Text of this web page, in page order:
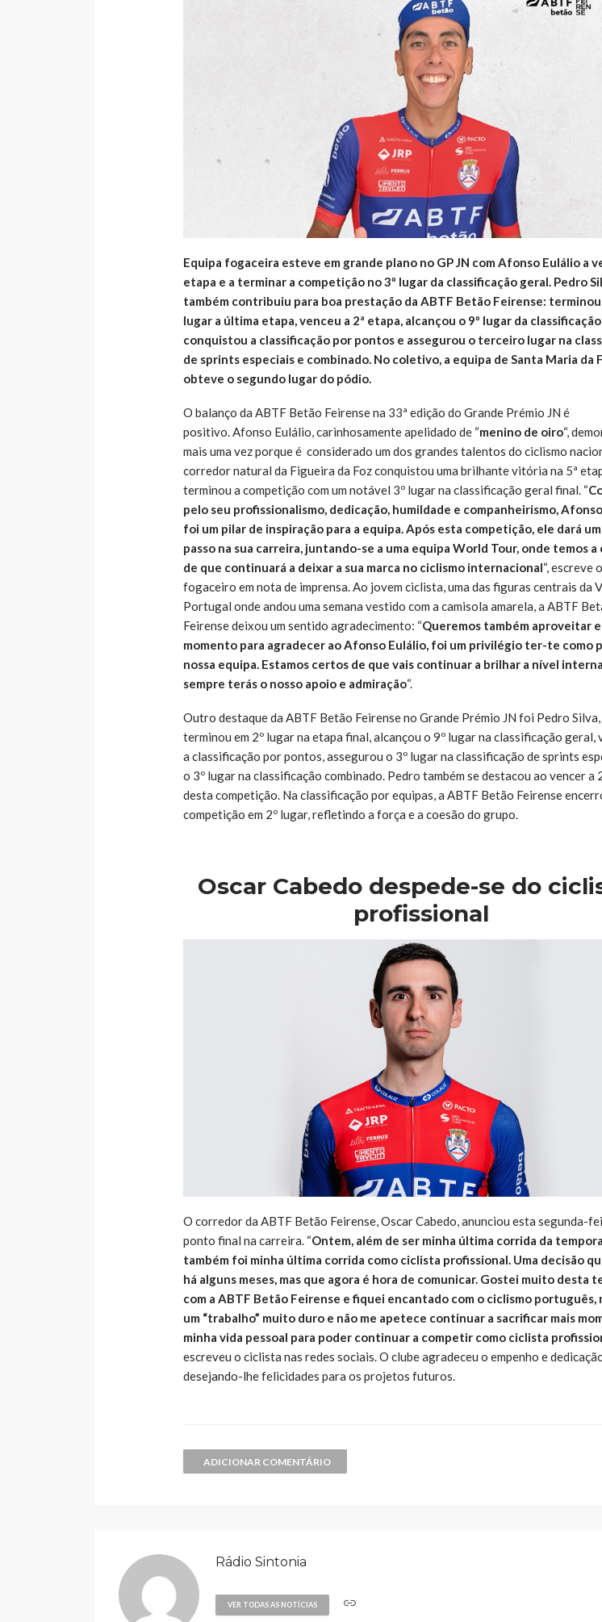
Equipa fogaceira esteve em grande plano no GP JN com Afonso Eulálio a
etapa e a terminar a competição no 3º lugar da classificação geral. Pedro
também contribuiu para boa prestação da ABTF Betão Feirense: terminou
lugar a última etapa, venceu a 2ª etapa, alcançou o 9º lugar da classificação
conquistou a classificação por pontos e assegurou o terceiro lugar na
de sprints especiais e combinado. No coletivo, a equipa de Santa Maria da
obteve o segundo lugar do pódio.
O balanço da ABTF Betão Feirense na 33ª edição do Grande Prémio JN é
positivo. Afonso Eulálio, carinhosamente apelidado de “menino de oiro“,
mais uma vez porque é considerado um dos grandes talentos do ciclismo
corredor natural da Figueira da Foz conquistou uma brilhante vitória na 5ª
terminou a competição com um notável 3º lugar na classificação geral final. “
pelo seu profissionalismo, dedicação, humildade e companheirismo,
foi um pilar de inspiração para a equipa. Após esta competição, ele dará
passo na sua carreira, juntando-se a uma equipa World Tour, onde temos
de que continuará a deixar a sua marca no ciclismo internacional“, escreve
fogaceiro em nota de imprensa. Ao jovem ciclista, uma das figuras centrais da
Portugal onde andou uma semana vestido com a camisola amarela, a ABTF
Feirense deixou um sentido agradecimento: “Queremos também aproveitar
momento para agradecer ao Afonso Eulálio, foi um privilégio ter-te como
nossa equipa. Estamos certos de que vais continuar a brilhar a nível
sempre terás o nosso apoio e admiração“.
Outro destaque da ABTF Betão Feirense no Grande Prémio JN foi Pedro Silva,
terminou em 2º lugar na etapa final, alcançou o 9º lugar na classificação geral,
a classificação por pontos, assegurou o 3º lugar na classificação de sprints
o 3º lugar na classificação combinado. Pedro também se destacou ao vencer a
desta competição. Na classificação por equipas, a ABTF Betão Feirense
competição em 2º lugar, refletindo a força e a coesão do grupo.
Oscar Cabedo despede-se do
profissional
O corredor da ABTF Betão Feirense, Oscar Cabedo, anunciou esta segunda-
ponto final na carreira. “Ontem, além de ser minha última corrida da
também foi minha última corrida como ciclista profissional. Uma decisão
há alguns meses, mas que agora é hora de comunicar. Gostei muito desta
com a ABTF Betão Feirense e fiquei encantado com o ciclismo português,
um “trabalho” muito duro e não me apetece continuar a sacrificar mais
minha vida pessoal para poder continuar a competir como ciclista
escreveu o ciclista nas redes sociais. O clube agradeceu o empenho e
desejando-lhe felicidades para os projetos futuros.
ADICIONAR COMENTÁRIO
Rádio Sintonia
VER TODAS AS NOTÍCIAS